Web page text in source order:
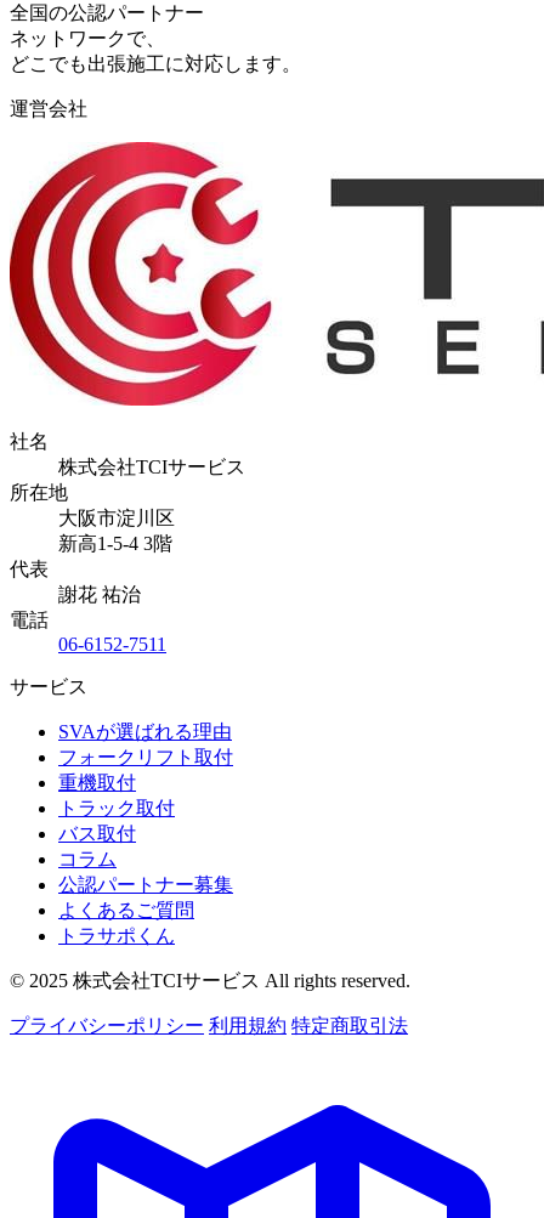
全国の公認パートナー
ネットワークで、
どこでも出張施工に対応します。
運営会社
社名
株式会社TCIサービス
所在地
大阪市淀川区
新高1-5-4 3階
代表
謝花 祐治
電話
06-6152-7511
サービス
SVAが選ばれる理由
フォークリフト取付
重機取付
トラック取付
バス取付
コラム
公認パートナー募集
よくあるご質問
トラサポくん
© 2025 株式会社TCIサービス All rights reserved.
プライバシーポリシー 利用規約 特定商取引法